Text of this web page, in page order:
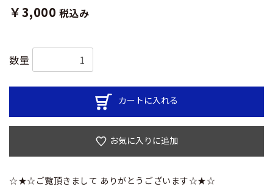
￥3,000 税込み
数量
カートに入れる
お気に入りに追加
☆★☆ご覧頂きまして ありがとうございます☆★☆